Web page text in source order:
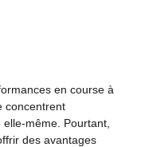
en course à
concentrent
même. Pourtant,
des avantages